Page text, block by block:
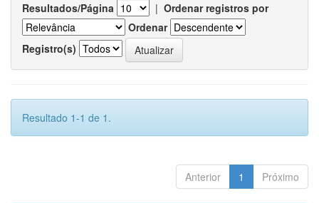
Resultados/Página | Ordenar registros por
Ordenar
Registro(s)
Resultado 1-1 de 1.
Anterior 1 Próximo